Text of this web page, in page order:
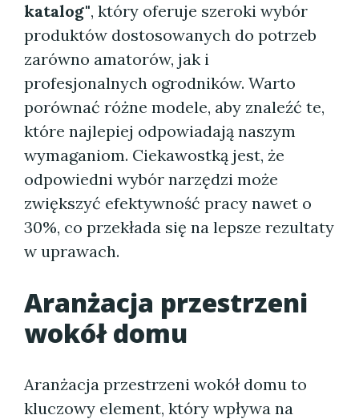
katalog", który oferuje szeroki wybór
produktów dostosowanych do potrzeb
zarówno amatorów, jak i
profesjonalnych ogrodników. Warto
porównać różne modele, aby znaleźć te,
które najlepiej odpowiadają naszym
wymaganiom. Ciekawostką jest, że
odpowiedni wybór narzędzi może
zwiększyć efektywność pracy nawet o
30%, co przekłada się na lepsze rezultaty
w uprawach.
Aranżacja przestrzeni
wokół domu
Aranżacja przestrzeni wokół domu to
kluczowy element, który wpływa na